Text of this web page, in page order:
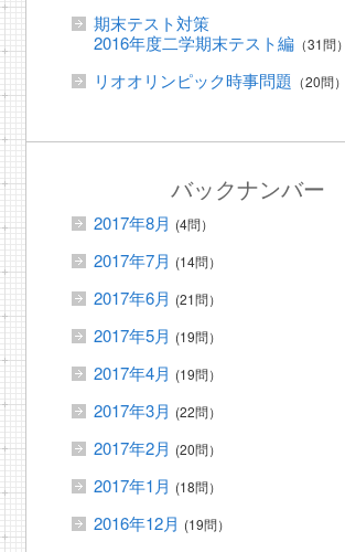
期末テスト対策
2016年度二学期末テスト編（31問）
リオオリンピック時事問題 （20問）
バックナンバー
2017年8月 (4問）
2017年7月 (14問）
2017年6月 (21問）
2017年5月 (19問）
2017年4月 (19問）
2017年3月 (22問）
2017年2月 (20問）
2017年1月 (18問）
2016年12月 (19問）